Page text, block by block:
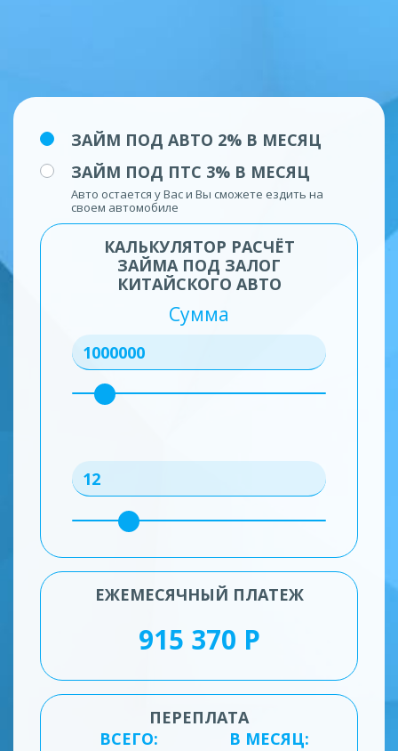
ЗАЙМ ПОД АВТО 2% В МЕСЯЦ
ЗАЙМ ПОД ПТС 3% В МЕСЯЦ
Авто остается у Вас и Вы сможете ездить на
своем автомобиле
КАЛЬКУЛЯТОР РАСЧЁТ
ЗАЙМА ПОД ЗАЛОГ
КИТАЙСКОГО АВТО
Сумма
ЕЖЕМЕСЯЧНЫЙ ПЛАТЕЖ
ПЕРЕПЛАТА
ВСЕГО:
В МЕСЯЦ: